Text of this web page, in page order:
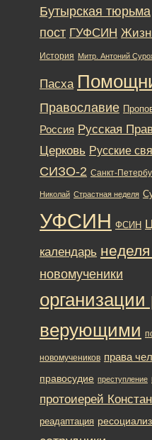
Бутырская тюрьма
пост ГУФСИН
История Митр. Антоний
Пасха
Православие
Россия Русская
Церковь Русские
СИЗО-2 Санкт-
Николай Страстная неделя
УФСИН ФСИН
календарь
новомученики
верующими
новомучеников права
правосудие преступление
протоиерей
реадаптация